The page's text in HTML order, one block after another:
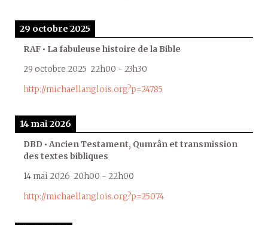
29 octobre 2025
RAF • La fabuleuse histoire de la Bible
29 octobre 2025 22h00 - 23h30
http://michaellanglois.org?p=24785
14 mai 2026
DBD • Ancien Testament, Qumrân et transmission
des textes bibliques
14 mai 2026 20h00 - 22h00
http://michaellanglois.org?p=25074